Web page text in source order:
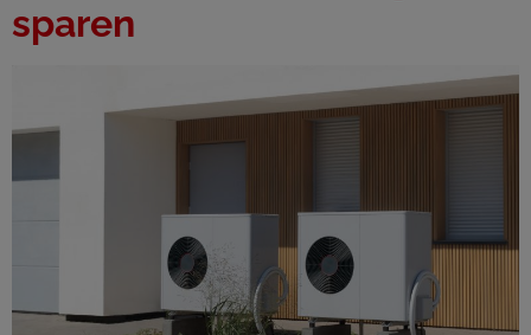
sparen